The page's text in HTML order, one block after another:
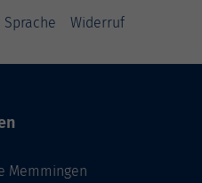
Sprache Widerruf
Memmingen